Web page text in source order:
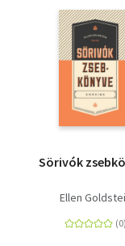
Történelem
Sörivók
Ellen